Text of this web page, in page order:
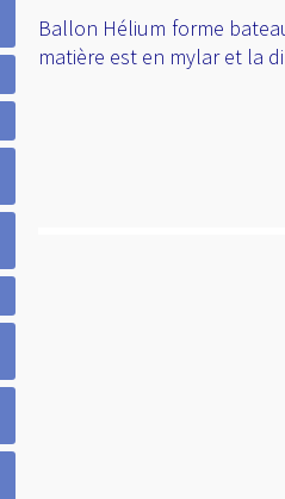
Ballon Hélium forme
matière est en mylar et la